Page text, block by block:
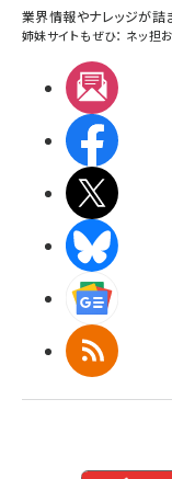
業界情報やナレッジが詰
姉妹サイトもぜひ： ネッ担
RSS